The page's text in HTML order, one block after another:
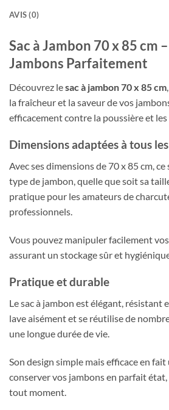
AVIS (0)
Sac à Jambon 70 x 85 cm
Jambons Parfaitement
Découvrez lesac à jambon 70 x 85 cm
la fraîcheur et la saveur de vos
efficacement contre la poussière et
Dimensions adaptées à tous
Avec ses dimensions de 70 x 85 cm,
type de jambon, quelle que soit sa
pratique pour les amateurs de
professionnels.
Vous pouvez manipuler facilement
assurant un stockage sûr et
Pratique et durable
Le sac à jambon est élégant, résistant
lave aisément et se réutilise de
une longue durée de vie.
Son design simple mais efficace en
conserver vos jambons en parfait
tout moment.